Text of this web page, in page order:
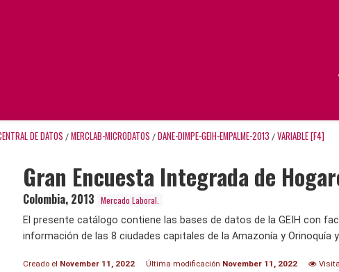
DE DATOS / MERCLAB-MICRODATOS / DANE-DIMPE-GEIH-EMPALME-2013 / VARIABLE [F4]
Gran Encuesta Integrada de
Colombia, 2013 Mercado Laboral.
El presente catálogo contiene las bases de datos de la GEIH con
información de las 8 ciudades capitales de la Amazonía y Orinoquía
Creado el November 11, 2022 Última modificación November 11, 2022